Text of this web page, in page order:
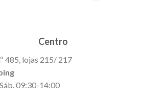
Centro
485, lojas 215/ 217
09:30-14:00